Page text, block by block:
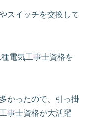
スイッチを交換して
電気工事士資格を
かったので、引っ掛
事士資格が大活躍